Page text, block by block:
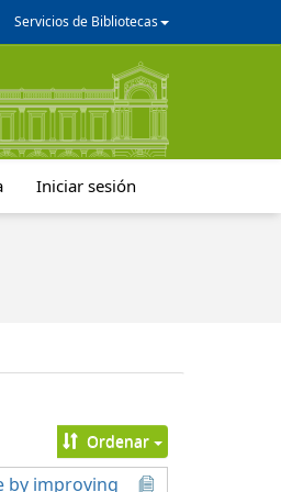
Servicios de Bibliotecas
Iniciar sesión
Ordenar
by improving